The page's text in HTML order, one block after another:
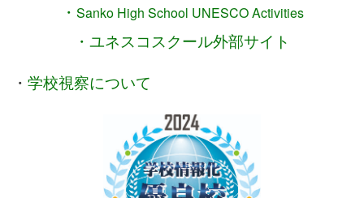
・ Sanko High School UNESCO Activities
・ユネスコスクール外部サイト
・ 学校視察について